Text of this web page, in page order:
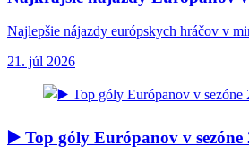
Najlepšie nájazdy európskych hráčov v
21. júl 2026
▶️ Top góly Európanov v sezóne